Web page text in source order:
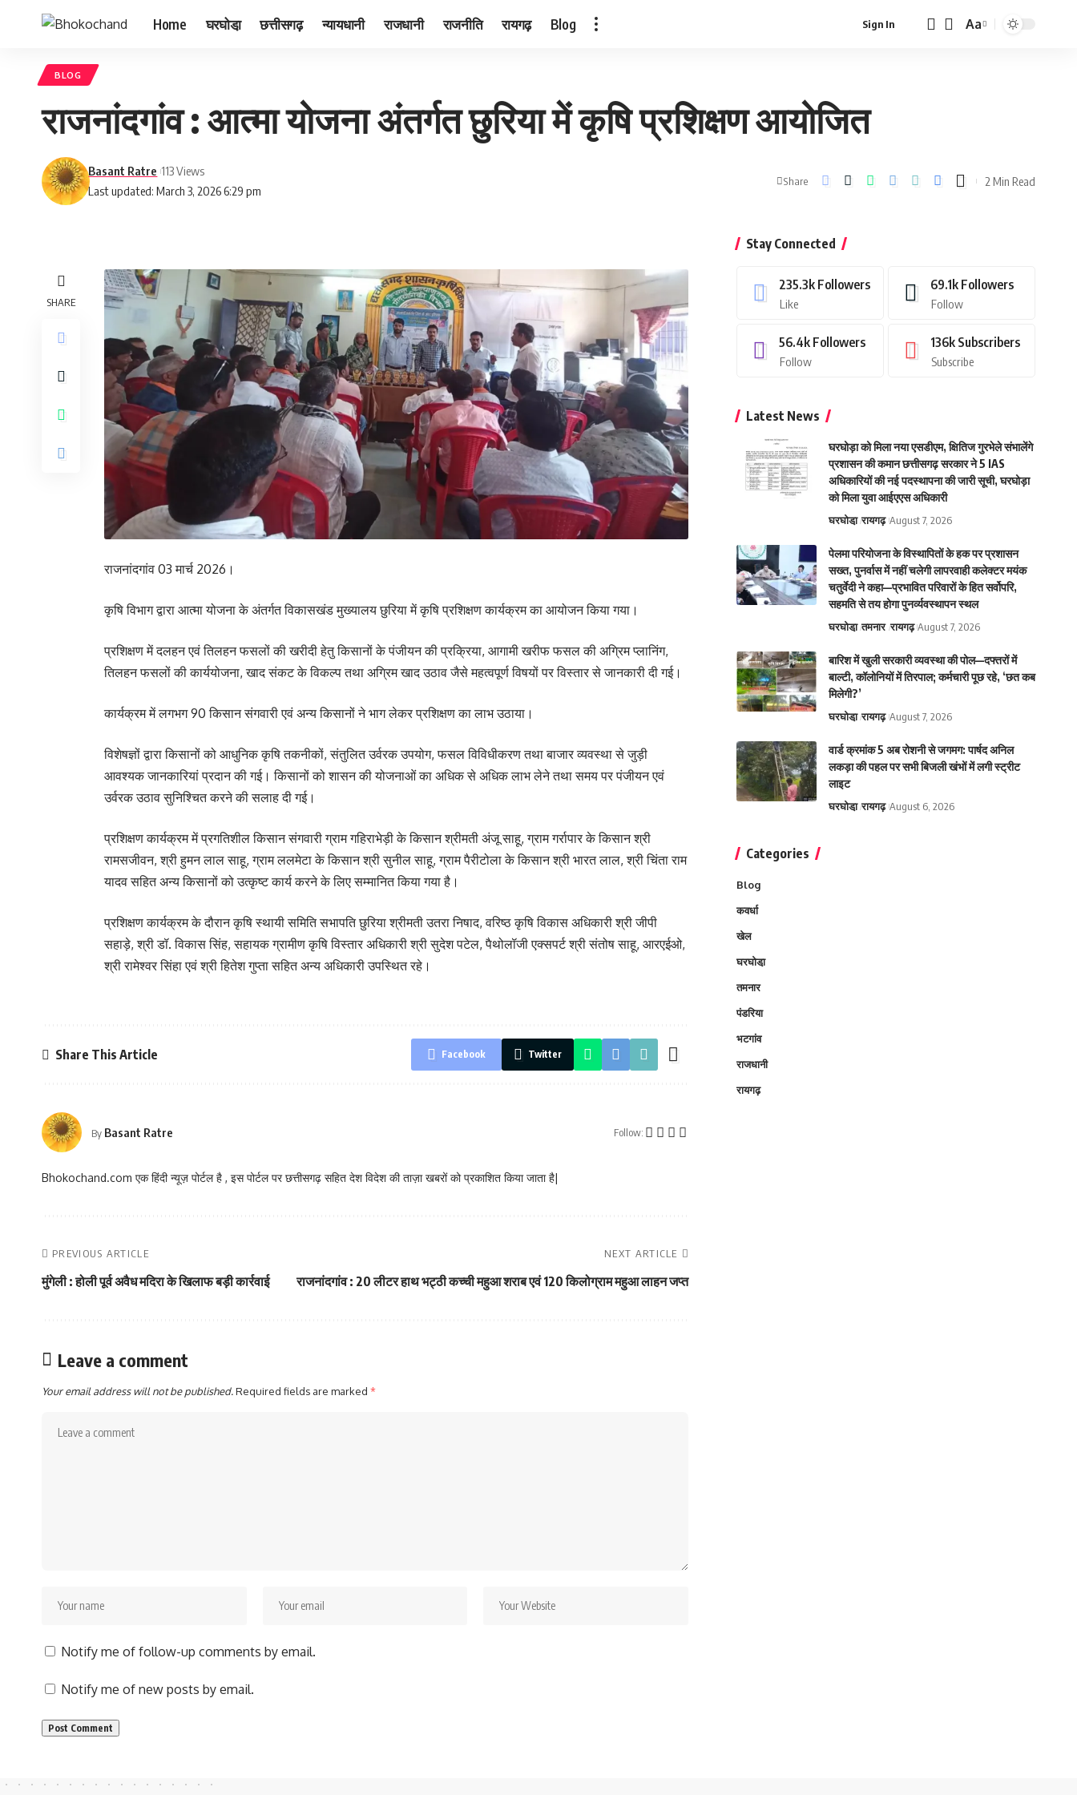
Home घरघोडा़ छत्तीसगढ़ न्यायधानी राजधानी राजनीति रायगढ़ Blog Sign In
Font
Aa
BLOG
राजनांदगांव : आत्मा योजना अंतर्गत छुरिया में कृषि प्रशिक्षण आयोजित
Last updated: March 3, 2026 6:29 pm
Basant Ratre 113 Views
Share 2 Min Read
SHARE
राजनांदगांव 03 मार्च 2026।
कृषि विभाग द्वारा आत्मा योजना के अंतर्गत विकासखंड मुख्यालय छुरिया में कृषि प्रशिक्षण कार्यक्रम का आयोजन किया गया।
प्रशिक्षण में दलहन एवं तिलहन फसलों की खरीदी हेतु किसानों के पंजीयन की प्रक्रिया, आगामी खरीफ फसल की अग्रिम प्लानिंग,
तिलहन फसलों की कार्ययोजना, खाद संकट के विकल्प तथा अग्रिम खाद उठाव जैसे महत्वपूर्ण विषयों पर विस्तार से जानकारी दी गई।
कार्यक्रम में लगभग 90 किसान संगवारी एवं अन्य किसानों ने भाग लेकर प्रशिक्षण का लाभ उठाया।
विशेषज्ञों द्वारा किसानों को आधुनिक कृषि तकनीकों, संतुलित उर्वरक उपयोग, फसल विविधीकरण तथा बाजार व्यवस्था से जुड़ी
आवश्यक जानकारियां प्रदान की गई। किसानों को शासन की योजनाओं का अधिक से अधिक लाभ लेने तथा समय पर पंजीयन एवं
उर्वरक उठाव सुनिश्चित करने की सलाह दी गई।
प्रशिक्षण कार्यक्रम में प्रगतिशील किसान संगवारी ग्राम गहिराभेड़ी के किसान श्रीमती अंजू साहू, ग्राम गर्रापार के किसान श्री
रामसजीवन, श्री हुमन लाल साहू, ग्राम ललमेटा के किसान श्री सुनील साहू, ग्राम पैरीटोला के किसान श्री भारत लाल, श्री चिंता राम
यादव सहित अन्य किसानों को उत्कृष्ट कार्य करने के लिए सम्मानित किया गया है।
प्रशिक्षण कार्यक्रम के दौरान कृषि स्थायी समिति सभापति छुरिया श्रीमती उतरा निषाद, वरिष्ठ कृषि विकास अधिकारी श्री जीपी
सहाड़े, श्री डॉ. विकास सिंह, सहायक ग्रामीण कृषि विस्तार अधिकारी श्री सुदेश पटेल, पैथोलॉजी एक्सपर्ट श्री संतोष साहू, आरएईओ,
श्री रामेश्वर सिंहा एवं श्री हितेश गुप्ता सहित अन्य अधिकारी उपस्थित रहे।
Share This Article Facebook Twitter
By Basant Ratre Follow:
Bhokochand.com एक हिंदी न्यूज़ पोर्टल है , इस पोर्टल पर छत्तीसगढ़ सहित देश विदेश की ताज़ा खबरों को प्रकाशित किया जाता है|
PREVIOUS ARTICLE
मुंगेली : होली पूर्व अवैध मदिरा के खिलाफ बड़ी कार्रवाई
NEXT ARTICLE
राजनांदगांव : 20 लीटर हाथ भट्ठी कच्ची महुआ शराब एवं 120 किलोग्राम महुआ लाहन जप्त
Leave a comment
Your email address will not be published.Required fields are marked *
Notify me of follow-up comments by email.
Notify me of new posts by email.
Stay Connected
235.3k Followers
Like
69.1k Followers
Follow
56.4k Followers
Follow
136k Subscribers
Subscribe
Latest News
घरघोड़ा को मिला नया एसडीएम, क्षितिज गुरभेले संभालेंगे
प्रशासन की कमान छत्तीसगढ़ सरकार ने 5 IAS
अधिकारियों की नई पदस्थापना की जारी सूची, घरघोड़ा
को मिला युवा आईएएस अधिकारी
घरघोडा़ रायगढ़ August 7, 2026
पेलमा परियोजना के विस्थापितों के हक पर प्रशासन
सख्त, पुनर्वास में नहीं चलेगी लापरवाही कलेक्टर मयंक
चतुर्वेदी ने कहा—प्रभावित परिवारों के हित सर्वोपरि,
सहमति से तय होगा पुनर्व्यवस्थापन स्थल
घरघोडा़ तमनार रायगढ़ August 7, 2026
बारिश में खुली सरकारी व्यवस्था की पोल—दफ्तरों में
बाल्टी, कॉलोनियों में तिरपाल; कर्मचारी पूछ रहे, ‘छत कब
मिलेगी?’
घरघोडा़ रायगढ़ August 7, 2026
वार्ड क्रमांक 5 अब रोशनी से जगमग: पार्षद अनिल
लकड़ा की पहल पर सभी बिजली खंभों में लगी स्ट्रीट
लाइट
घरघोडा़ रायगढ़ August 6, 2026
Categories
Blog
कवर्धा
खेल
घरघोडा़
तमनार
पंडरिया
भटगांव
राजधानी
रायगढ़